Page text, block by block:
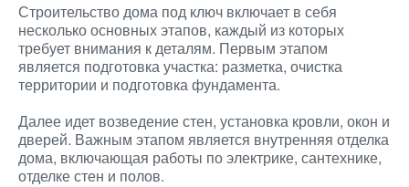
Строительство дома под ключ включает в себя
несколько основных этапов, каждый из которых
требует внимания к деталям. Первым этапом
является подготовка участка: разметка, очистка
территории и подготовка фундамента.
Далее идет возведение стен, установка кровли, окон и
дверей. Важным этапом является внутренняя отделка
дома, включающая работы по электрике, сантехнике,
отделке стен и полов.